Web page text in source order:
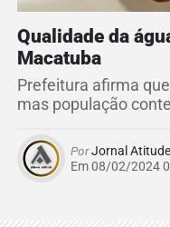
Qualidade da
Macatuba
Prefeitura afirma
mas população
PorJornal Atitude
Em 08/02/2024